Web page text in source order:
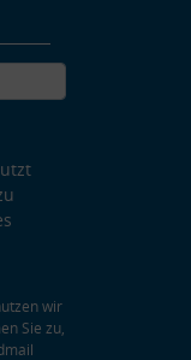
wir
Sie zu,